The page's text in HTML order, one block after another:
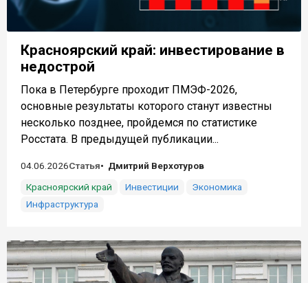
Красноярский край: инвестирование в
недострой
Пока в Петербурге проходит ПМЭФ-2026,
основные результаты которого станут известны
несколько позднее, пройдемся по статистике
Росстата. В предыдущей публикации...
04.06.2026Статья
Дмитрий Верхотуров
Красноярский край
Инвестиции
Экономика
Инфраструктура